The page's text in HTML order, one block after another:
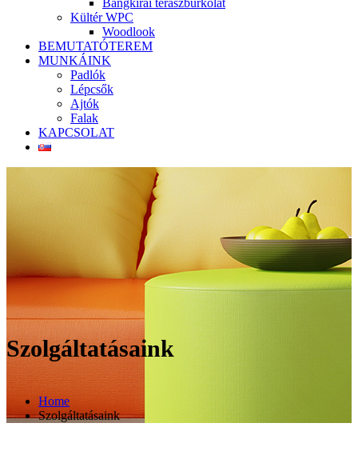
Bangkirai teraszburkolat
Kültér WPC
Woodlook
BEMUTATÓTEREM
MUNKÁINK
Padlók
Lépcsők
Ajtók
Falak
KAPCSOLAT
Szolgáltatásaink
Home
Szolgáltatásaink